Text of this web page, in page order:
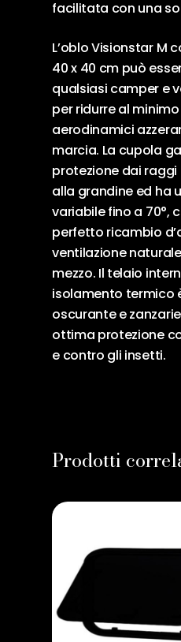
facilitata con una
L’oblo Visionstar M
40 x 40 cm può
qualsiasi camper e
per ridurre al
aerodinamici
marcia. La cupola
protezione dai raggi
alla grandine ed ha
variabile fino a 70°,
perfetto ricambio
ventilazione
mezzo. Il telaio
isolamento termico
oscurante e
ottima protezione
e contro gli insetti.
Prodotti